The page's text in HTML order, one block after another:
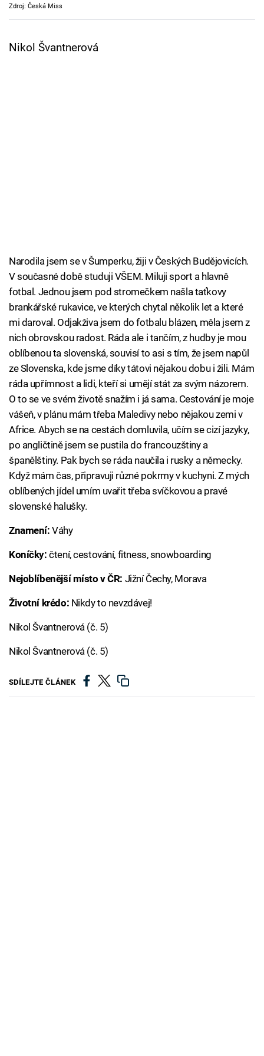
Cool Esport
Pořady
Zdroj: Česká Miss
Nikol Švantnerová
Narodila jsem se v Šumperku, žiji v Českých Budějovicích.
V současné době studuji VŠEM. Miluji sport a hlavně
fotbal. Jednou jsem pod stromečkem našla taťkovy
brankářské rukavice, ve kterých chytal několik let a které
mi daroval. Odjakživa jsem do fotbalu blázen, měla jsem z
nich obrovskou radost. Ráda ale i tančím, z hudby je mou
oblíbenou ta slovenská, souvisí to asi s tím, že jsem napůl
ze Slovenska, kde jsme díky tátovi nějakou dobu i žili. Mám
ráda upřímnost a lidi, kteří si umějí stát za svým názorem.
O to se ve svém životě snažím i já sama. Cestování je moje
vášeň, v plánu mám třeba Maledivy nebo nějakou zemi v
Africe. Abych se na cestách domluvila, učím se cizí jazyky,
po angličtině jsem se pustila do francouzštiny a
španělštiny. Pak bych se ráda naučila i rusky a německy.
Když mám čas, připravuji různé pokrmy v kuchyni. Z mých
oblíbených jídel umím uvařit třeba svíčkovou a pravé
slovenské halušky.
Znamení:Váhy
Koníčky:čtení, cestování, fitness, snowboarding
Nejoblíbenější místo v ČR: Jižní Čechy, Morava
Životní krédo: Nikdy to nevzdávej!
Nikol Švantnerová (č. 5)
Nikol Švantnerová (č. 5)
SDÍLEJTE ČLÁNEK